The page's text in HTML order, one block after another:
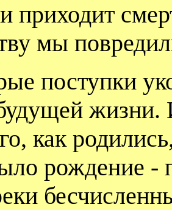
приходит
мы
поступки
как
рождение -